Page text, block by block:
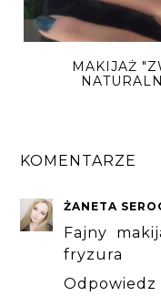
MAKIJAŻ
KOMENTARZE
ŻANETA
Fajny
fryzura
Odpowiedz